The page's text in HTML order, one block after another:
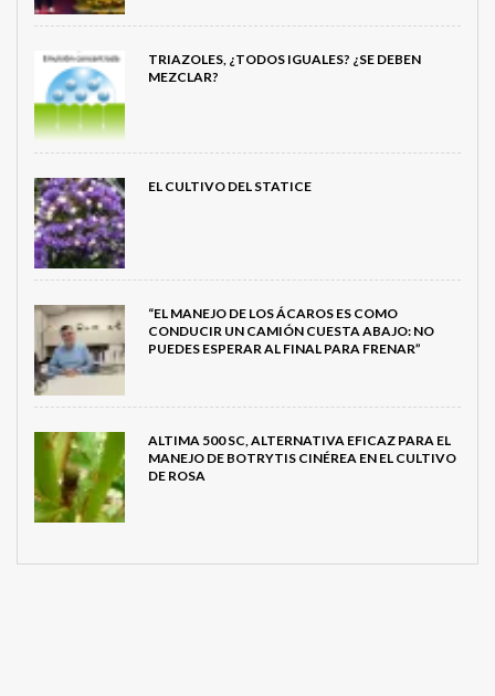
TRIAZOLES, ¿TODOS IGUALES? ¿SE DEBEN
MEZCLAR?
EL CULTIVO DEL STATICE
“EL MANEJO DE LOS ÁCAROS ES COMO
CONDUCIR UN CAMIÓN CUESTA ABAJO: NO
PUEDES ESPERAR AL FINAL PARA FRENAR”
ALTIMA 500 SC, ALTERNATIVA EFICAZ PARA EL
MANEJO DE BOTRYTIS CINÉREA EN EL CULTIVO
DE ROSA